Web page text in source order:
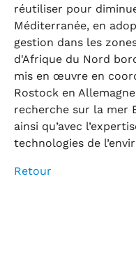
réutiliser pour
Méditerranée, en
gestion dans les
d'Afrique du Nord
mis en œuvre en
Rostock en
recherche sur la mer
ainsi qu’avec
technologies de
Retour